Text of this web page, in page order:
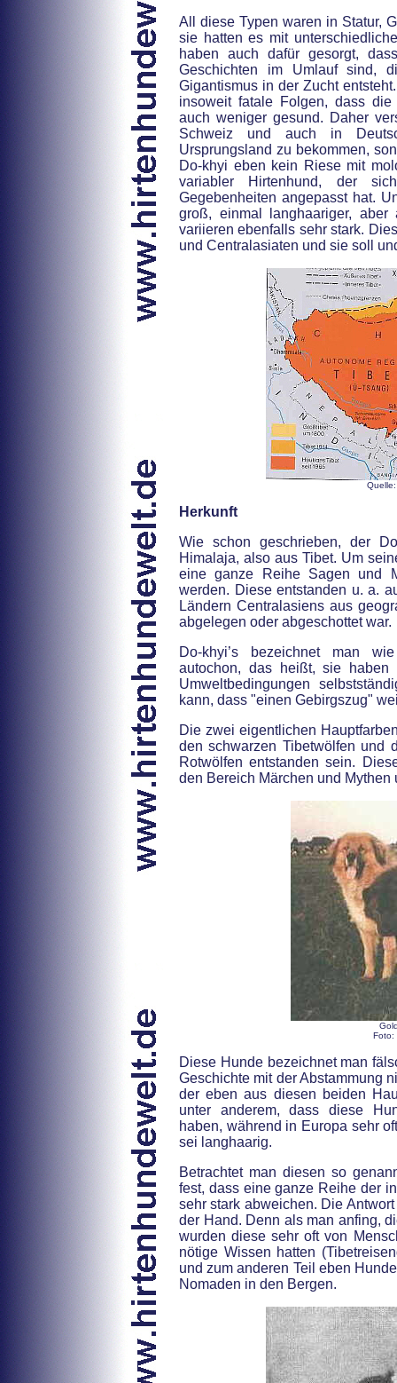
All diese Typen waren in Statur,
sie hatten es mit
haben auch dafür gesorgt,
Geschichten im Umlauf sind,
Gigantismus in der Zucht
insoweit fatale Folgen, dass
auch weniger gesund. Daher
Schweiz und auch in
Ursprungsland zu bekommen,
Do-khyi eben kein Riese mit
variabler Hirtenhund, der
Gegebenheiten angepasst hat.
groß, einmal langhaariger,
variieren ebenfalls sehr stark.
und Centralasiaten und sie soll
Herkunft
Wie schon geschrieben, der
Himalaja, also aus Tibet. Um
eine ganze Reihe Sagen und
werden. Diese entstanden u. a.
Ländern Centralasiens aus
abgelegen oder abgeschottet war.
Do-khyi’s bezeichnet man
autochon, das heißt, sie haben
Umweltbedingungen
kann, dass "einen Gebirgszug"
Die zwei eigentlichen
den schwarzen Tibetwölfen und
Rotwölfen entstanden sein.
den Bereich Märchen und
Foto:
Diese Hunde bezeichnet man
Geschichte mit der Abstammung
der eben aus diesen beiden
unter anderem, dass diese
haben, während in Europa sehr
sei langhaarig.
Betrachtet man diesen so
fest, dass eine ganze Reihe der
sehr stark abweichen. Die
der Hand. Denn als man anfing,
wurden diese sehr oft von
nötige Wissen hatten
und zum anderen Teil eben
Nomaden in den Bergen.